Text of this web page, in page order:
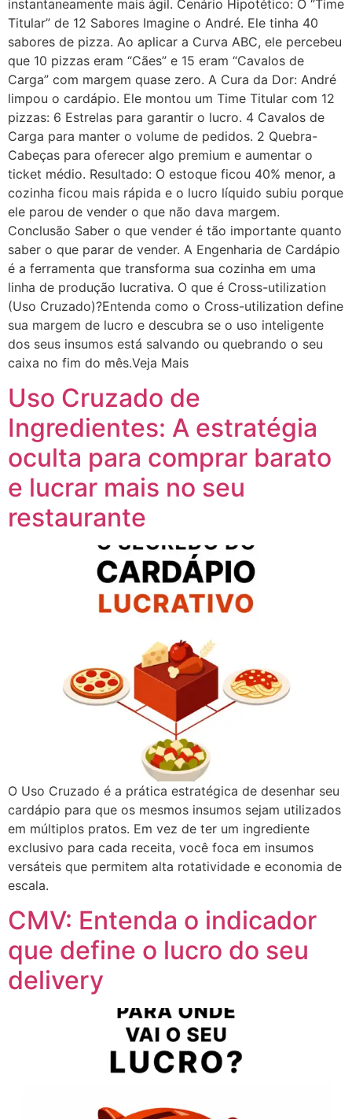
instantaneamente mais ágil. Cenário Hipotético: O “Time
Titular” de 12 Sabores Imagine o André. Ele tinha 40
sabores de pizza. Ao aplicar a Curva ABC, ele percebeu
que 10 pizzas eram “Cães” e 15 eram “Cavalos de
Carga” com margem quase zero. A Cura da Dor: André
limpou o cardápio. Ele montou um Time Titular com 12
pizzas: 6 Estrelas para garantir o lucro. 4 Cavalos de
Carga para manter o volume de pedidos. 2 Quebra-
Cabeças para oferecer algo premium e aumentar o
ticket médio. Resultado: O estoque ficou 40% menor, a
cozinha ficou mais rápida e o lucro líquido subiu porque
ele parou de vender o que não dava margem.
Conclusão Saber o que vender é tão importante quanto
saber o que parar de vender. A Engenharia de Cardápio
é a ferramenta que transforma sua cozinha em uma
linha de produção lucrativa. O que é Cross-utilization
(Uso Cruzado)?Entenda como o Cross-utilization define
sua margem de lucro e descubra se o uso inteligente
dos seus insumos está salvando ou quebrando o seu
caixa no fim do mês.Veja Mais
Uso Cruzado de
Ingredientes: A estratégia
oculta para comprar barato
e lucrar mais no seu
restaurante
O Uso Cruzado é a prática estratégica de desenhar seu
cardápio para que os mesmos insumos sejam utilizados
em múltiplos pratos. Em vez de ter um ingrediente
exclusivo para cada receita, você foca em insumos
versáteis que permitem alta rotatividade e economia de
escala.
CMV: Entenda o indicador
que define o lucro do seu
delivery